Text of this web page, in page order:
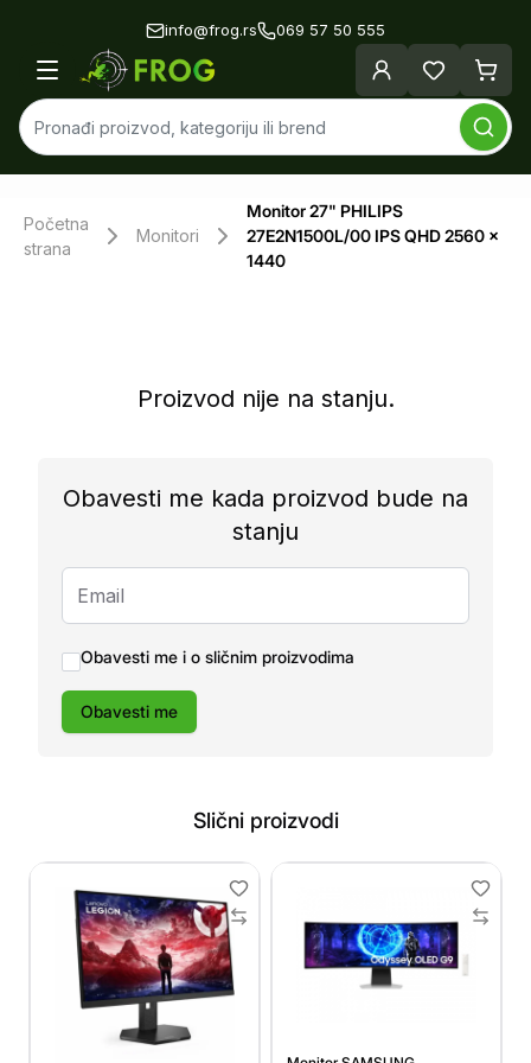
info@frog.rs 069 57 50 555
Početna
strana
Monitori
Monitor 27" PHILIPS
27E2N1500L/00 IPS QHD 2560 x
1440
Proizvod nije na stanju.
Obavesti me kada proizvod bude na
stanju
Obavesti me i o sličnim proizvodima
Obavesti me
Slični proizvodi